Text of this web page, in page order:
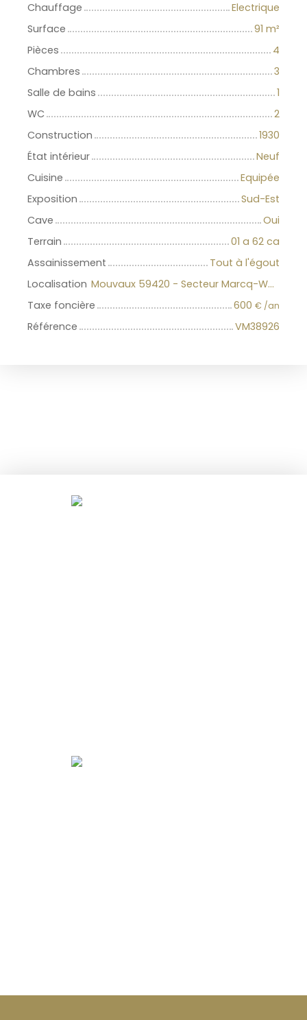
Chauffage
Electrique
Surface
91 m²
Pièces
4
Chambres
3
Salle de bains
1
WC
2
Construction
1930
État intérieur
Neuf
Cuisine
Equipée
Exposition
Sud-Est
Cave
Oui
Terrain
01 a 62 ca
Assainissement
Tout à l'égout
Localisation
Mouvaux 59420 - Secteur Marcq-Wasquehal-Mouvaux
Taxe foncière
600 € /an
Référence VM38926